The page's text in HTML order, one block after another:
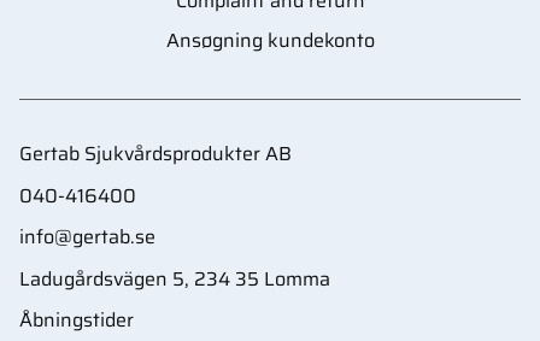
Ansøgning kundekonto
Gertab Sjukvårdsprodukter AB
040-416400
info@gertab.se
Ladugårdsvägen 5, 234 35 Lomma
Åbningstider